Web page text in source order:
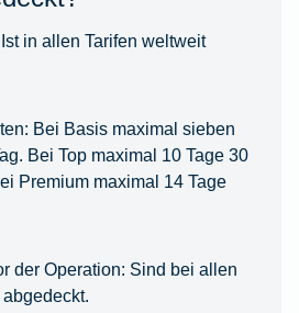
Ist in allen Tarifen weltweit
Bei Basis maximal sieben
Bei Top maximal 10 Tage 30
Premium maximal 14 Tage
der Operation: Sind bei allen